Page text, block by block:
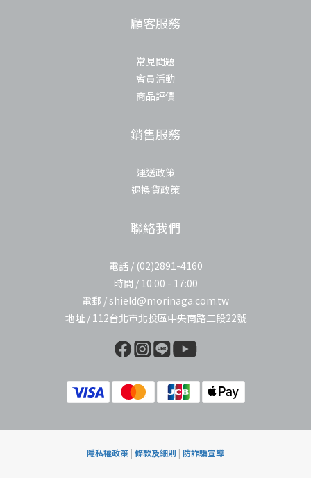
顧客服務
常見問題
會員活動
商品評價
銷售服務
運送政策
退換貨政策
聯絡我們
電話 / (02)2891-4160
時間 / 10:00 - 17:00
電郵 / shield@morinaga.com.tw
地址 / 112台北市北投區中央南路二段22號
隱私權政策 | 條款及細則 | 防詐騙宣導